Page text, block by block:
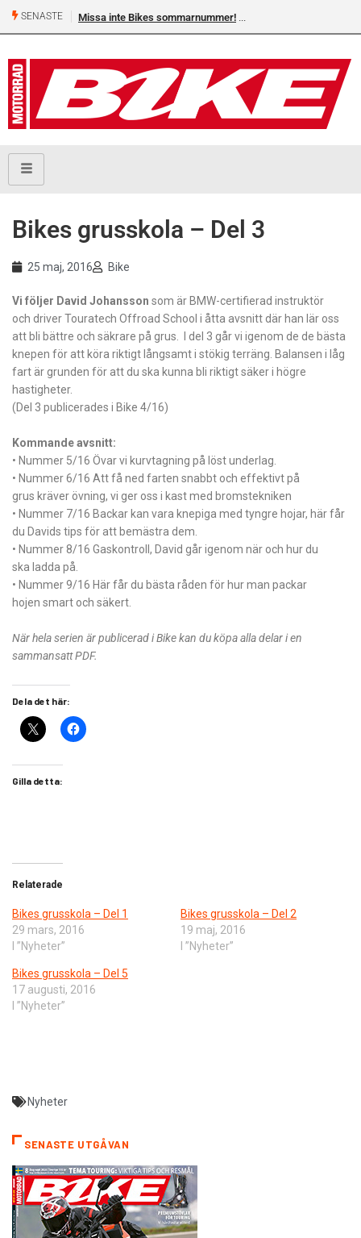
SENASTE Missa inte Bikes sommarnummer!
Bikes grusskola – Del 3
25 maj, 2016 Bike
Vi följer David Johansson som är BMW-certifierad instruktör
och driver Touratech Offroad School i åtta avsnitt där han lär oss
att bli bättre och säkrare på grus. I del 3 går vi igenom de de bästa
knepen för att köra riktigt långsamt i stökig terräng. Balansen i låg
fart är grunden för att du ska kunna bli riktigt säker i högre
hastigheter.
(Del 3 publicerades i Bike 4/16)
Kommande avsnitt:
• Nummer 5/16 Övar vi kurvtagning på löst underlag.
• Nummer 6/16 Att få ned farten snabbt och effektivt på
grus kräver övning, vi ger oss i kast med bromstekniken
• Nummer 7/16 Backar kan vara knepiga med tyngre hojar, här får
du Davids tips för att bemästra dem.
• Nummer 8/16 Gaskontroll, David går igenom när och hur du
ska ladda på.
• Nummer 9/16 Här får du bästa råden för hur man packar
hojen smart och säkert.
När hela serien är publicerad i Bike kan du köpa alla delar i en
sammansatt PDF.
Dela det här:
Gilla detta:
Relaterade
Bikes grusskola – Del 1
29 mars, 2016
I ”Nyheter”
Bikes grusskola – Del 2
19 maj, 2016
I ”Nyheter”
Bikes grusskola – Del 5
17 augusti, 2016
I ”Nyheter”
Nyheter
SENASTE UTGÅVAN